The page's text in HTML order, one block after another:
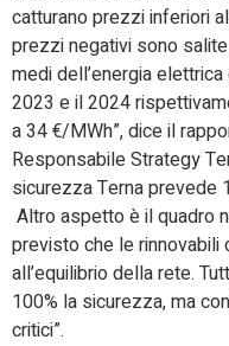
catturano prezzi inferiori
prezzi negativi sono
medi dell’energia
2023 e il 2024
a 34 €/MWh”, dice il
Responsabile Strategy
sicurezza Terna prevede
Altro aspetto è il quadro
previsto che le rinnovabili
all’equilibrio della rete.
100% la sicurezza, ma
critici”.